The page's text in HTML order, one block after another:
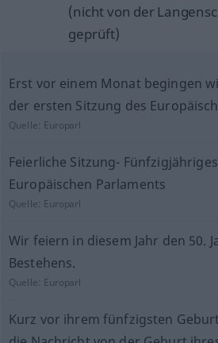
(nicht von der
geprüft)
Erst vor einem Monat begingen
der ersten Sitzung des
Quelle: Europarl
Feierliche Sitzung-
Europäischen Parlaments
Quelle: Europarl
Wir feiern in diesem Jahr den 50.
Bestehens.
Quelle: Europarl
Kurz vor ihrem fünfzigsten